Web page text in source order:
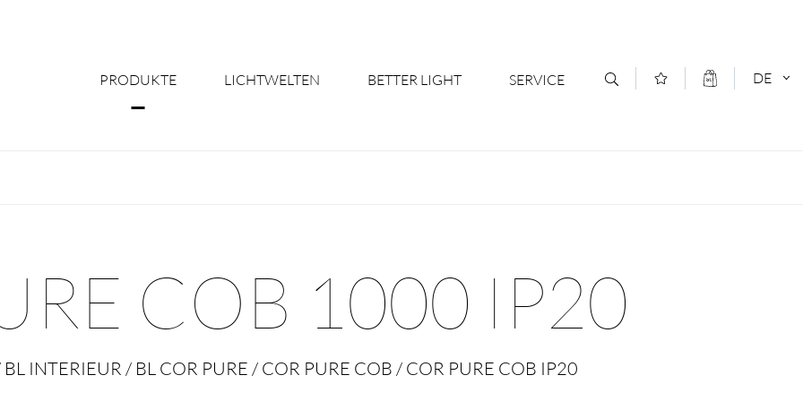
PRODUKTE LICHTWELTEN BETTER LIGHT
Licht nach Maß - Ihr Mehrwert
SERVICE
Downloads & Formulare
DE
COB 1000 IP20
BL INTERIEUR / BL COR PURE / COR PURE COB / COR PURE COB IP20